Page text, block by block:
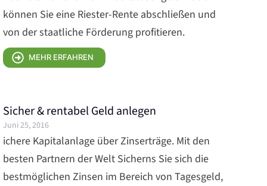
können Sie eine Riester-Rente abschließen und
von der staatliche Förderung profitieren.
MEHR ERFAHREN
Sicher & rentabel Geld anlegen
Juni 25, 2016
ichere Kapitalanlage über Zinserträge. Mit den
besten Partnern der Welt Sicherns Sie sich die
bestmöglichen Zinsen im Bereich von Tagesgeld,